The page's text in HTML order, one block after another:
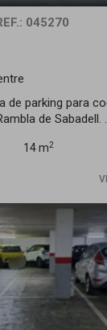
045270
de parking para
de Sabadell.
14 m2